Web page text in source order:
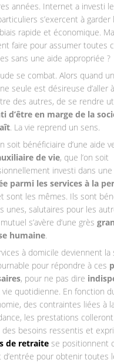
années. Internet a investi
s’exercent à garder
rapide et économique.
faire pour assumer toutes
sans une aide appropriée ?
se combat. Alors quand
seule est désireuse d’aller
des autres, de se rendre
d’être en marge de la
. La vie reprend un sens.
soit bénéficiaire d’une aide
de vie, que l’on soit
investi dans une
parmi les services à la
sont les mêmes. Ils sont
unes, salutaires pour les
s’avère d’une grès
humaine.
à domicile deviennent la
pour répondre à ces
, pour ne pas dire
vie quotidienne. En fonction
des contraintes liées à
les prestations
des besoins ressentis et
de retraite se positionnent
d’entrée pour obtenir toutes